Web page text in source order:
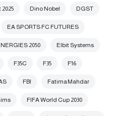
DGST
Dino Nobel
EA SPORTS FC FUTURES
Elbit Systems
2050
F16
F35
F35C
Fatima Mahdar
FBI
FIFA World Cup 2030